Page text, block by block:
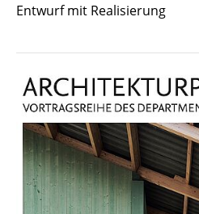
Entwurf mit Realisierung